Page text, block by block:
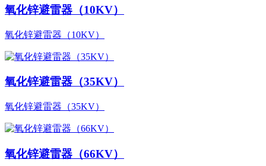
氧化锌避雷器（10KV）
氧化锌避雷器（10KV）
氧化锌避雷器（35KV）
氧化锌避雷器（35KV）
氧化锌避雷器（66KV）